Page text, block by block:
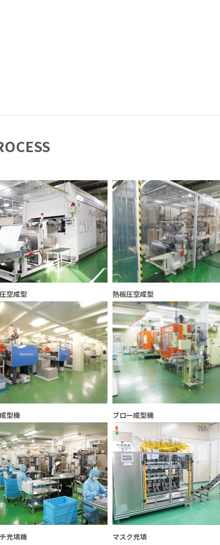
空成型 熱板圧空成型
型機 ブロー成型機
充填機 マスク充填